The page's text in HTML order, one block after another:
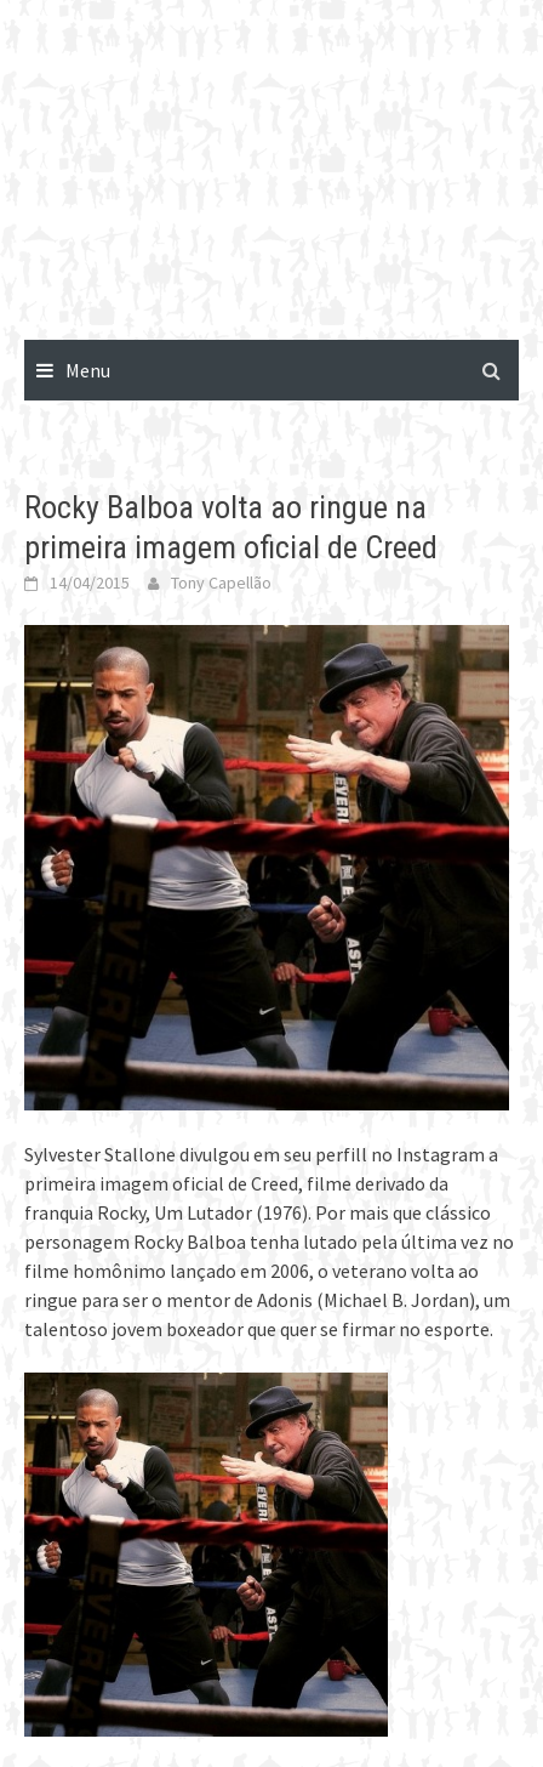
Menu
Rocky Balboa volta ao ringue na
primeira imagem oficial de Creed
14/04/2015 Tony Capellão
Sylvester Stallone divulgou em seu perfill no Instagram a
primeira imagem oficial de Creed, filme derivado da
franquia Rocky, Um Lutador (1976). Por mais que clássico
personagem Rocky Balboa tenha lutado pela última vez no
filme homônimo lançado em 2006, o veterano volta ao
ringue para ser o mentor de Adonis (Michael B. Jordan), um
talentoso jovem boxeador que quer se firmar no esporte.